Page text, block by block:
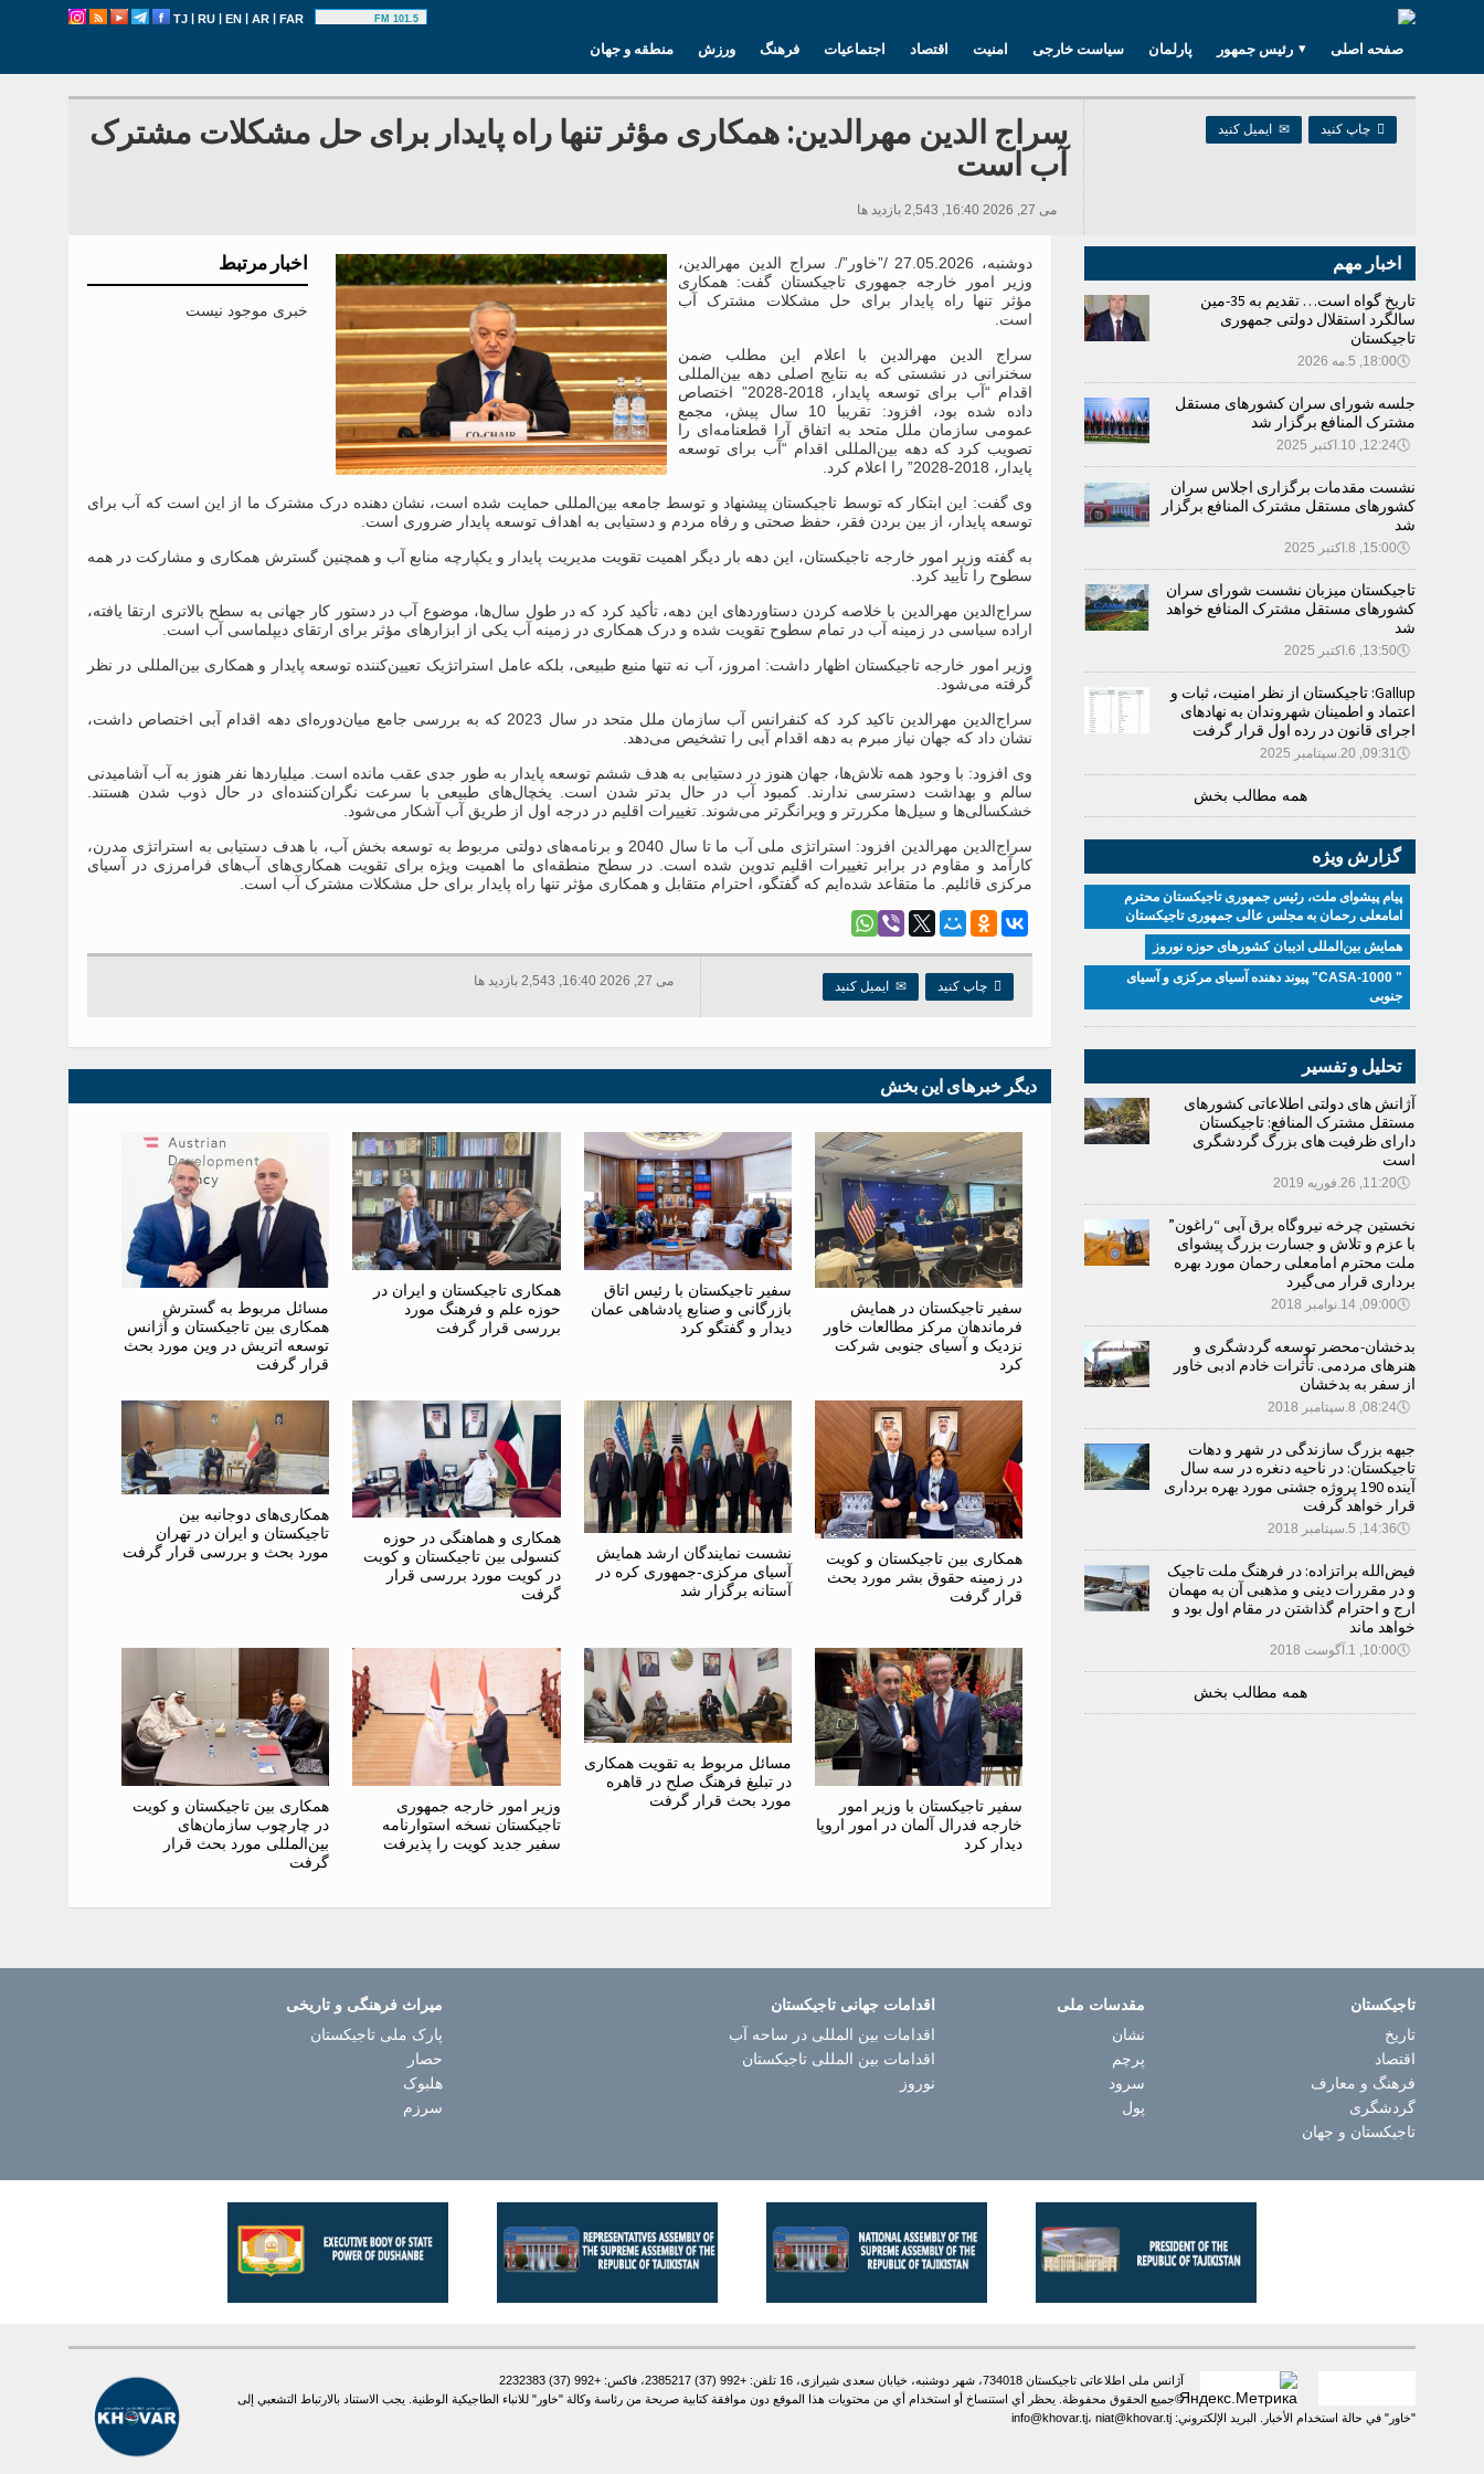
TJ | RU | EN | AR | FAR 101.5 FM
منطقه و جهان ورزش فرهنگ اجتماعیات اقتصاد امنیت سیاست خارجی پارلمان رئیس جمهور صفحه اصلی
 چاپ کنید ✉ ایمیل کنید سراج الدین مهرالدین: همکاری مؤثر تنها راه پایدار برای حل مشکلات مشترک
آب است
می 27, 2026 16:40, 2,543 بازدید ها
اخبار مرتبط
خبری موجود نیست
دوشنبه، 27.05.2026 /”خاور”/. سراج الدین مهرالدین،
وزیر امور خارجه جمهوری تاجیکستان گفت: همکاری
مؤثر تنها راه پایدار برای حل مشکلات مشترک آب
است.
سراج الدین مهرالدین با اعلام این مطلب ضمن
سخنرانی در نشستی که به نتایج اصلی دهه بین‌المللی
اقدام “آب برای توسعه پایدار، 2018-2028” اختصاص
داده شده بود، افزود: تقریبا 10 سال پیش، مجمع
عمومی سازمان ملل متحد به اتفاق آرا قطعنامه‌ای را
تصویب کرد که دهه بین‌المللی اقدام “آب برای توسعه
پایدار، 2018-2028” را اعلام کرد.
وی گفت: این ابتکار که توسط تاجیکستان پیشنهاد و توسط جامعه بین‌المللی حمایت شده است، نشان دهنده درک مشترک ما از این است که آب برای
توسعه پایدار، از بین بردن فقر، حفظ صحتی و رفاه مردم و دستیابی به اهداف توسعه پایدار ضروری است.
به گفته وزیر امور خارجه تاجیکستان، این دهه بار دیگر اهمیت تقویت مدیریت پایدار و یکپارچه منابع آب و همچنین گسترش همکاری و مشارکت در همه
سطوح را تأیید کرد.
سراج‌الدین مهرالدین با خلاصه کردن دستاوردهای این دهه، تأکید کرد که در طول سال‌ها، موضوع آب در دستور کار جهانی به سطح بالاتری ارتقا یافته،
اراده سیاسی در زمینه آب در تمام سطوح تقویت شده و درک همکاری در زمینه آب یکی از ابزارهای مؤثر برای ارتقای دیپلماسی آب است.
وزیر امور خارجه تاجیکستان اظهار داشت: امروز، آب نه تنها منبع طبیعی، بلکه عامل استراتژیک تعیین‌کننده توسعه پایدار و همکاری بین‌المللی در نظر
گرفته می‌شود.
سراج‌الدین مهرالدین تاکید کرد که کنفرانس آب سازمان ملل متحد در سال 2023 که به بررسی جامع میان‌دوره‌ای دهه اقدام آبی اختصاص داشت،
نشان داد که جهان نیاز مبرم به دهه اقدام آبی را تشخیص می‌دهد.
وی افزود: با وجود همه تلاش‌ها، جهان هنوز در دستیابی به هدف ششم توسعه پایدار به طور جدی عقب مانده است. میلیاردها نفر هنوز به آب آشامیدنی
سالم و بهداشت دسترسی ندارند. کمبود آب در حال بدتر شدن است. یخچال‌های طبیعی با سرعت نگران‌کننده‌ای در حال ذوب شدن هستند.
خشکسالی‌ها و سیل‌ها مکررتر و ویرانگرتر می‌شوند. تغییرات اقلیم در درجه اول از طریق آب آشکار می‌شود.
سراج‌الدین مهرالدین افزود: استراتژی ملی آب ما تا سال 2040 و برنامه‌های دولتی مربوط به توسعه بخش آب، با هدف دستیابی به استراتژی مدرن،
کارآمد و مقاوم در برابر تغییرات اقلیم تدوین شده است. در سطح منطقه‌ای ما اهمیت ویژه‌ برای تقویت همکاری‌های آب‌های فرامرزی در آسیای
مرکزی قائلیم. ما متقاعد شده‌ایم که گفتگو، احترام متقابل و همکاری مؤثر تنها راه پایدار برای حل مشکلات مشترک آب است.
 چاپ کنید ✉ ایمیل کنید می 27, 2026 16:40, 2,543 بازدید ها
دیگر خبرهای این بخش
سفیر تاجیکستان در همایش
فرماندهان مرکز مطالعات خاور
نزدیک و آسیای جنوبی شرکت
کرد
سفیر تاجیکستان با رئیس اتاق
بازرگانی و صنایع پادشاهی عمان
دیدار و گفتگو کرد
همکاری تاجیکستان و ایران در
حوزه علم و فرهنگ مورد
بررسی قرار گرفت
مسائل مربوط به گسترش
همکاری بین تاجیکستان و آژانس
توسعه اتریش در وین مورد بحث
قرار گرفت
همکاری بین تاجیکستان و کویت
در زمینه حقوق بشر مورد بحث
قرار گرفت
نشست نمایندگان ارشد همایش
آسیای مرکزی-جمهوری کره در
آستانه برگزار شد
همکاری و هماهنگی در حوزه
کنسولی بین تاجیکستان و کویت
در کویت مورد بررسی قرار
گرفت
همکاری‌های دوجانبه بین
تاجیکستان و ایران در تهران
مورد بحث و بررسی قرار گرفت
سفیر تاجیکستان با وزیر امور
خارجه فدرال آلمان در امور اروپا
دیدار کرد
مسائل مربوط به تقویت همکاری
در تبلیغ فرهنگ صلح در قاهره
مورد بحث قرار گرفت
وزیر امور خارجه جمهوری
تاجیکستان نسخه استوارنامه
سفیر جدید کویت را پذیرفت
همکاری بین تاجیکستان و کویت
در چارچوب سازمان‌های
بین‌المللی مورد بحث قرار
گرفت
اخبار مهم
تاریخ گواه است… تقدیم به 35-مین
سالگرد استقلال دولتی جمهوری
تاجیکستان
🕔18:00, 5.مه 2026
جلسه شورای سران کشورهای مستقل
مشترک المنافع برگزار شد
🕔12:24, 10.اکتبر 2025
نشست مقدمات برگزاری اجلاس سران
کشورهای مستقل مشترک المنافع برگزار
شد
🕔15:00, 8.اکتبر 2025
تاجیکستان میزبان نشست شورای سران
کشورهای مستقل مشترک المنافع خواهد
شد
🕔13:50, 6.اکتبر 2025
Gallup: تاجیکستان از نظر امنیت، ثبات و
اعتماد و اطمینان شهروندان به نهادهای
اجرای قانون در رده اول قرار گرفت
🕔09:31, 20.سپتامبر 2025
همه مطالب بخش
گزارش ویژه
پیام پیشوای ملت، رئیس جمهوری تاجیکستان محترم
امامعلی رحمان به مجلس عالی جمهوری تاجیکستان
همایش بین‌المللی ادیبان کشور‌های حوزه نوروز
" CASA-1000" پیوند دهنده آسیای مرکزی و آسیای
جنوبی
تحلیل و تفسیر
آژانش های دولتی اطلاعاتی کشورهای
مستقل مشترک المنافع: تاجیکستان
دارای ظرفیت های بزرگ گردشگری
است
🕔11:20, 26.فوریه 2019
نخستین چرخه نیروگاه برق آبی “راغون”
با عزم و تلاش و جسارت بزرگ پیشوای
ملت محترم امامعلی رحمان مورد بهره
برداری قرار می‌گیرد
🕔09:00, 14.نوامبر 2018
بدخشان-محضر توسعه گردشگری و
هنرهای مردمی. تأثرات خادم ادبی خاور
از سفر به بدخشان
🕔08:24, 8.سپتامبر 2018
جبهه بزرگ سازندگی در شهر و دهات
تاجیکستان: در ناحیه دنغره در سه سال
آینده 190 پروژه جشنی مورد بهره برداری
قرار خواهد گرفت
🕔14:36, 5.سپتامبر 2018
فیض‌الله براتزاده: در فرهنگ ملت تاجیک
و در مقررات دینی و مذهبی آن به مهمان
ارج و احترام گذاشتن در مقام اول بود و
خواهد ماند
🕔10:00, 1.آگوست 2018
همه مطالب بخش
تاجیکستان
تاریخ
اقتصاد
فرهنگ و معارف
گردشگری
تاجیکستان و جهان
مقدسات ملی
نشان
پرچم
سرود
پول
اقدامات جهانی تاجیکستان
اقدامات بین المللی در ساحه آب
اقدامات بین المللی تاجیکستان
نوروز
میراث فرهنگی و تاریخی
پارک ملی تاجیکستان
حصار
هلبوک
سرزم
آژانس ملی اطلاعاتی تاجیکستان 734018، شهر دوشنبه، خیابان سعدی شیرازی، 16 تلفن: +992 (37) 2385217، فاکس: +992 (37) 2232383
©جميع الحقوق محفوظة. يحظر أي استنساخ أو استخدام أي من محتويات هذا الموقع دون موافقة كتابية صريحة من رئاسة وكالة "خاور" للانباء الطاجيكية الوطنية. یجب الاستناد بالارتباط التشعبي إلى
"خاور" في حالة استخدام الأخبار. البريد الإلكتروني: info@khovar.tj، niat@khovar.tj